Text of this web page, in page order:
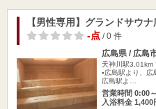
【男性専用】グランドサウナ
-点/ 0 件
広島県 / 広島
天神川駅3.01km
▪︎広島駅より、広
広島駅よ…
営業時間 0:00
入浴料金 1,400